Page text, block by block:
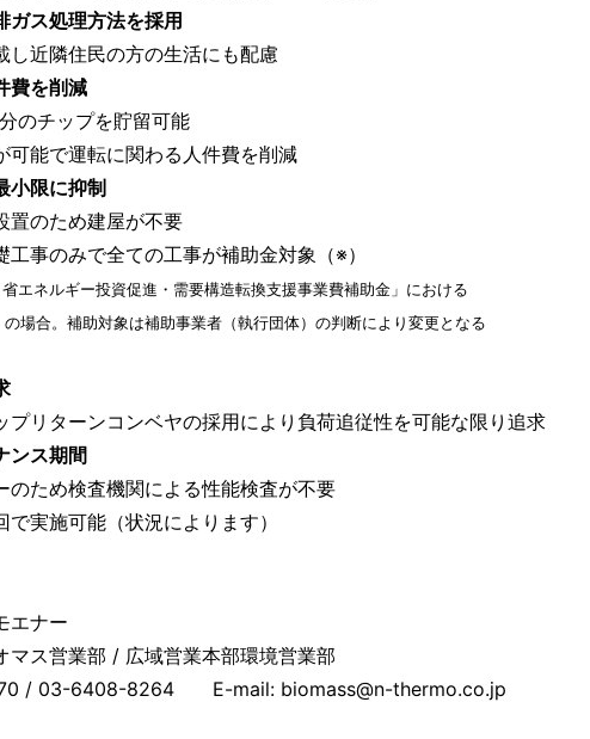
ガス処理方法を採用
近隣住民の方の生活にも配慮
費を削減
のチップを貯留可能
能で運転に関わる人件費を削減
小限に抑制
のため建屋が不要
事のみで全ての工事が補助金対象（※）
エネルギー投資促進・需要構造転換支援事業費補助金」における
場合。補助対象は補助事業者（執行団体）の判断により変更となる
リターンコンベヤの採用により負荷追従性を可能な限り追求
ンス期間
ため検査機関による性能検査が不要
実施可能（状況によります）
エナー
ス営業部 / 広域営業本部環境営業部
/ 03-6408-8264 E-mail: biomass@n-thermo.co.jp